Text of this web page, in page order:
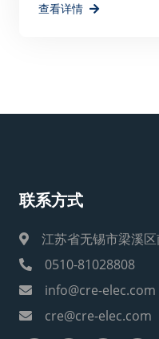
查看详情
联系方式
江苏省无锡市梁溪
0510-81028808
info@cre-elec.com
cre@cre-elec.com